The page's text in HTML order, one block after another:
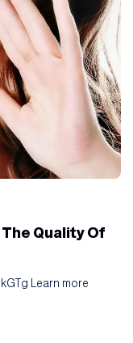
Quality Of
Learn more